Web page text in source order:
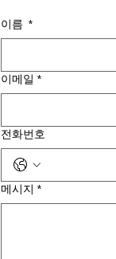
이름 *
이메일 *
전화번호
메시지 *